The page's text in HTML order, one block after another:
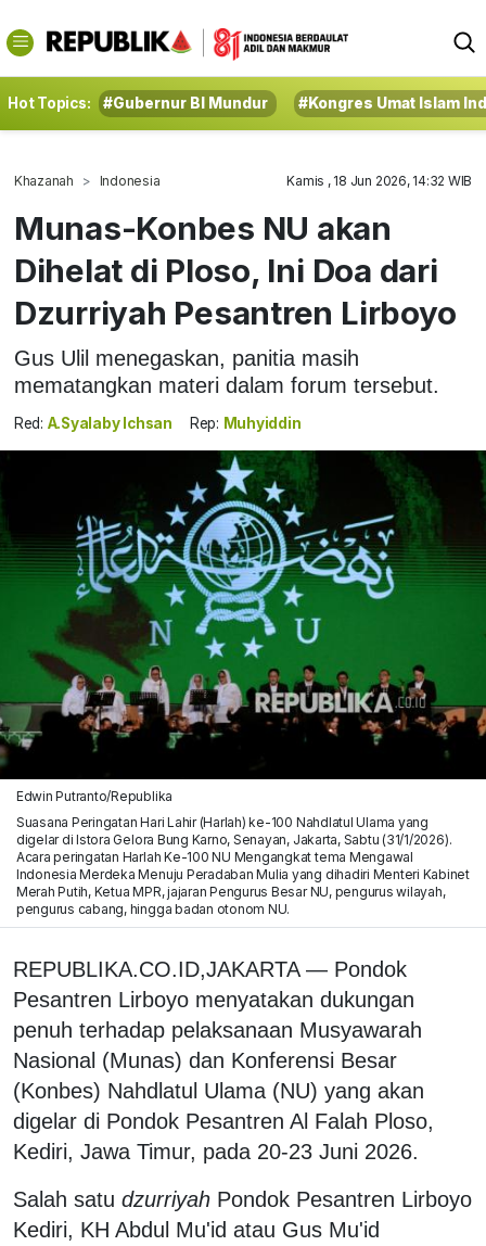
Hot Topics: #Gubernur BI Mundur #Kongres Umat Islam
Khazanah Indonesia Kamis , 18 Jun 2026, 14:32 WIB
Munas-Konbes NU akan
Dihelat di Ploso, Ini Doa dari
Dzurriyah Pesantren Lirboyo
Gus Ulil menegaskan, panitia masih
mematangkan materi dalam forum tersebut.
Red: A.Syalaby Ichsan Rep: Muhyiddin
Edwin Putranto/Republika
Suasana Peringatan Hari Lahir (Harlah) ke-100 Nahdlatul Ulama yang
digelar di Istora Gelora Bung Karno, Senayan, Jakarta, Sabtu (31/1/2026).
Acara peringatan Harlah Ke-100 NU Mengangkat tema Mengawal
Indonesia Merdeka Menuju Peradaban Mulia yang dihadiri Menteri Kabinet
Merah Putih, Ketua MPR, jajaran Pengurus Besar NU, pengurus wilayah,
pengurus cabang, hingga badan otonom NU.
REPUBLIKA.CO.ID,JAKARTA — Pondok
Pesantren Lirboyo menyatakan dukungan
penuh terhadap pelaksanaan Musyawarah
Nasional (Munas) dan Konferensi Besar
(Konbes) Nahdlatul Ulama (NU) yang akan
digelar di Pondok Pesantren Al Falah Ploso,
Kediri, Jawa Timur, pada 20-23 Juni 2026.
Salah satu dzurriyah Pondok Pesantren Lirboyo
Kediri, KH Abdul Mu'id atau Gus Mu'id